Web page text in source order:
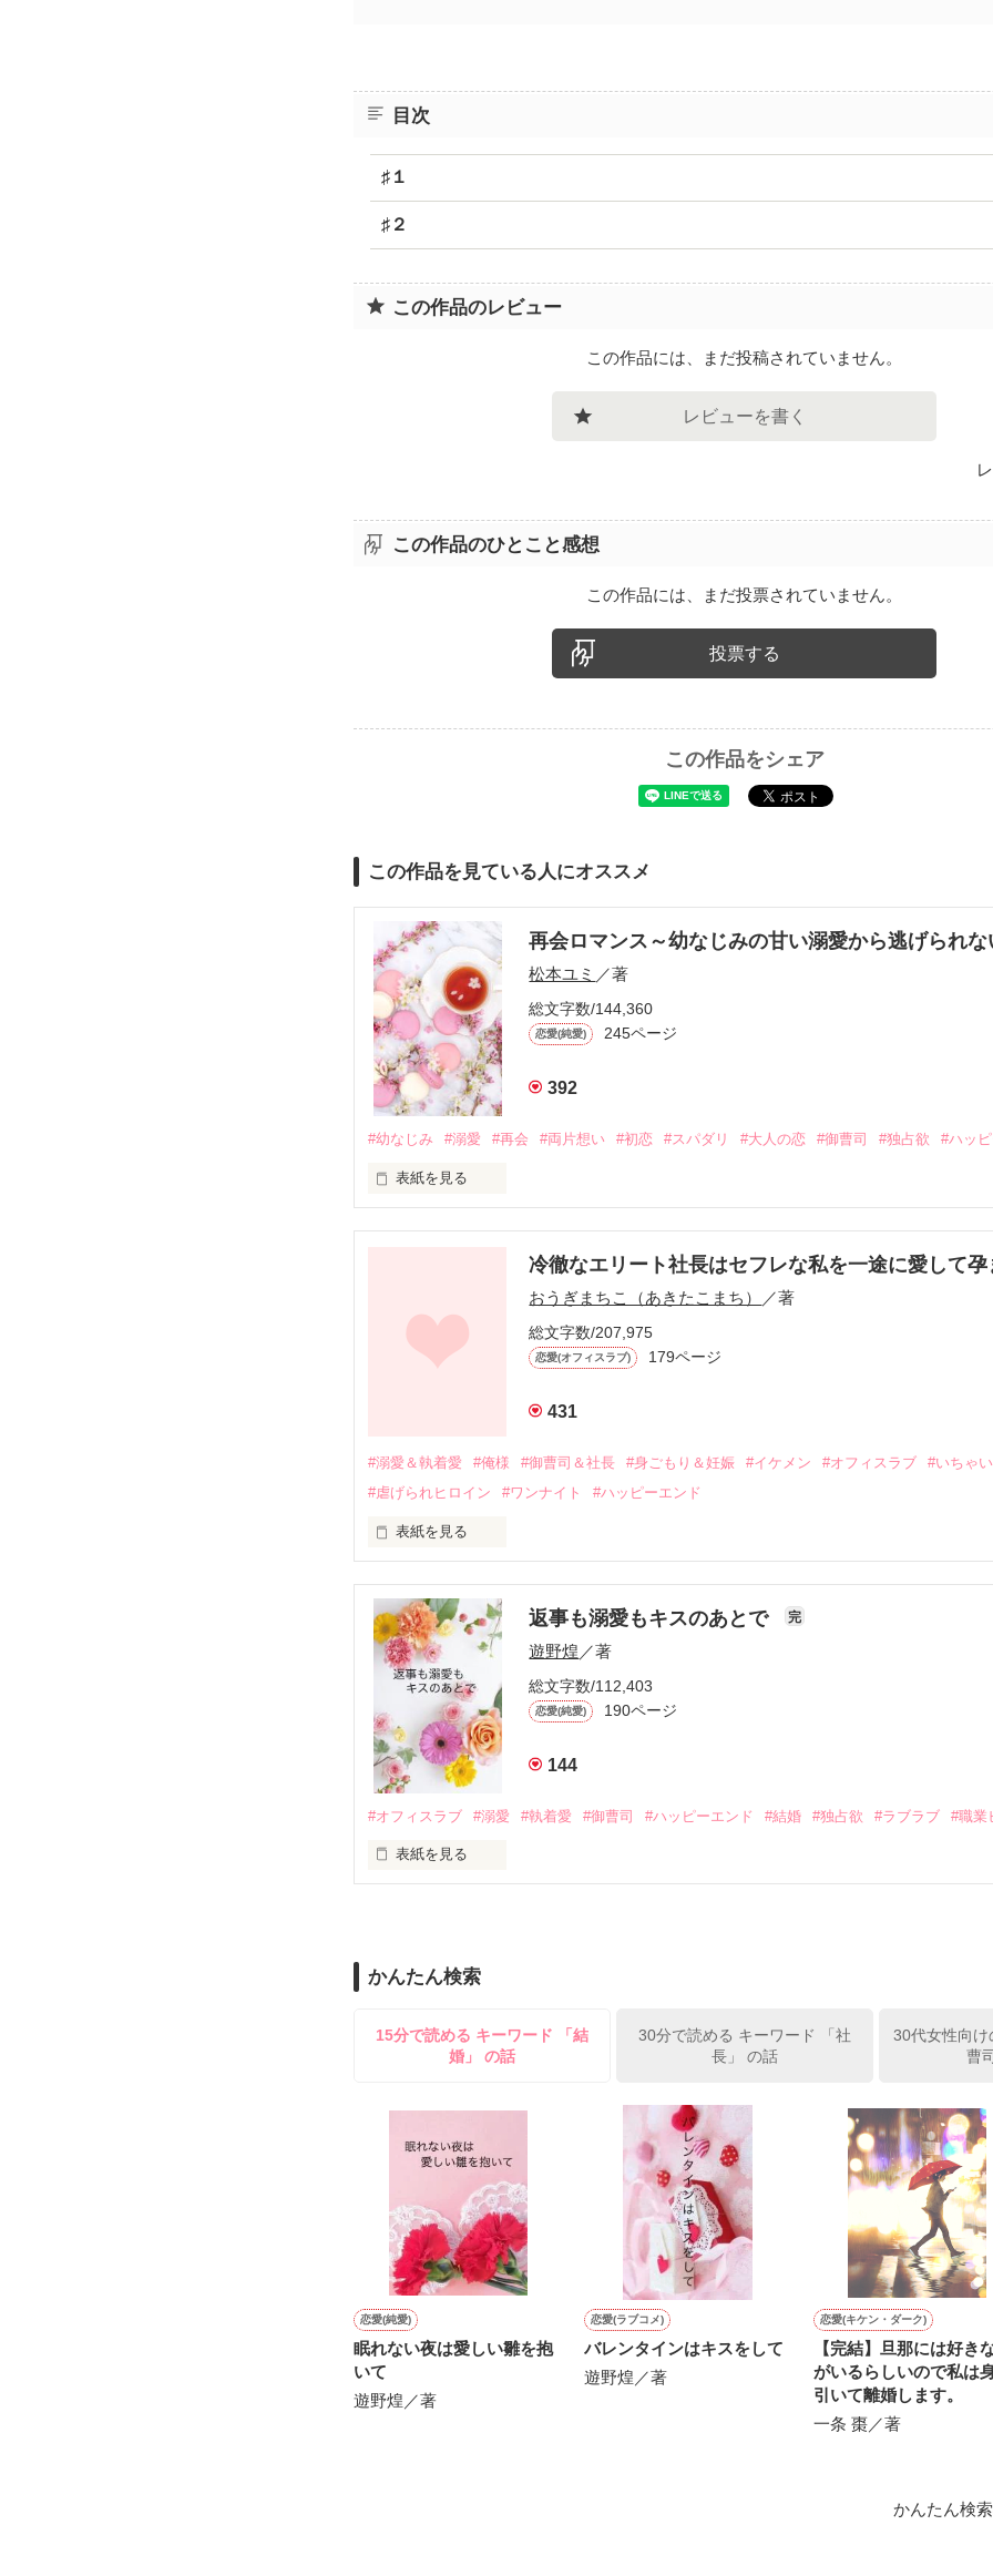
目次
♯１
♯２
この作品のレビュー
この作品には、まだ投稿されていません。
レビューを書く
この作品のひとこと感想
この作品には、まだ投票されていません。
投票する
この作品をシェア
この作品を見ている人にオススメ
再会ロマンス～幼なじみの甘い溺愛から逃げられな
松本ユミ ／著
総文字数/144,360
恋愛(純愛) 245ページ
392
#幼なじみ #溺愛 #再会 #両片想い #初恋 #スパダリ #大人の恋 #御曹司 #独占欲 #ハッ
表紙を見る
しかし、ある出来事をきっかけに二人の関係は壊れてしまう。
関係修復もできないまま、美桜は両親の離婚によって
引っ越すことになり、哲平とも離れ離れになった。
そして、ひょんなことから
酔った勢いで一夜を共にしてしまった。
さらに、美桜が初めてだと知った哲平は
甘やかしてくる。
そんなある日、哲平は美桜がストーカー被害に
遭っていることを知る。
美桜を守るため、哲平は同居を提案してきて――。
夏木美桜(なつきみお)
✕
鳴海哲平 (なるみてっぺい)
止まっていたはずの二人の時間が、再び動き出す。
作品を読む
冷徹なエリート社長はセフレな私を一途に愛して孕
おうぎまちこ（あきたこまち） ／著
総文字数/207,975
恋愛(オフィスラブ) 179ページ
431
#溺愛＆執着愛 #俺様 #御曹司＆社長 #身ごもり＆妊娠 #イケメン #オフィスラブ
#いちゃ
#虐げられヒロイン
#ワンナイト #ハッピーエンド
表紙を見る
帰国後、美桜は新しい職場でワンナイトした美青年と再会。なんと彼の正体は、とあ
も関わらず、一族を離れて起業した新進気鋭の実業家、社内でも冷徹だと評判な社長
人だったのだ――！
なぜか恭司から飼い猫の世話係を命じられた美桜は、猫の世話を口実にしばしば呼び
返事も溺愛もキスのあとで 完
遊野煌 ／著
総文字数/112,403
恋愛(純愛) 190ページ
144
#オフィスラブ #溺愛 #執着愛 #御曹司 #ハッピーエンド #結婚 #独占欲 #ラブラブ #職業
表紙を見る
雪瀬鷹哉（29）が『──俺と結婚してくれないか』といきなりプロポーズをしてきた上
鷹哉『宜しくな、俺の雛子』🦅
雛子『俺の……ひぃ、雛子？！！！』🐥
シゴデキで冷徹な上司が見せる素顔は、なぜか想像以上に甘くて……🐥💓🦅
※表紙も作中使用の画像も全てフリー素材です。
※執筆期間2026.6.3〜7.20完結です。
※他サイトさんにて恋愛トレンド1位でした〜良かったら読んで頂けると嬉しいです。
作品を読む
かんたん検索
15分で読める キーワード 「結
婚」 の話
30分で読める キーワード 「社
長」 の話
30代女性向け
曹
恋愛(純愛)
眠れない夜は愛しい雛を抱
いて
遊野煌／著
恋愛(ラブコメ)
バレンタインはキスをして
遊野煌／著
恋愛(キケン・ダーク)
【完結】旦那には好き
がいるらしいので私は
引いて離婚します。
一条 棗／著
かんたん検